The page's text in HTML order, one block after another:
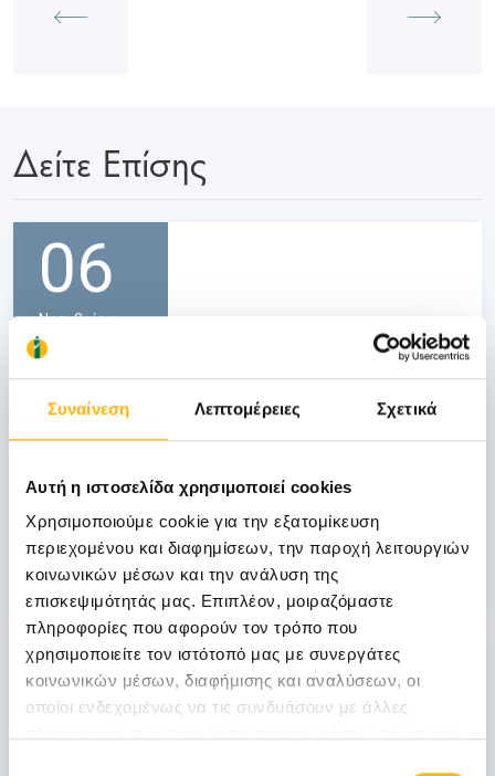
Συναίνεση Λεπτομέρειες Σχετικά
Αυτή η ιστοσελίδα χρησιμοποιεί cookies
Χρησιμοποιούμε cookie για την εξατομίκευση
περιεχομένου και διαφημίσεων, την παροχή λειτουργιών
κοινωνικών μέσων και την ανάλυση της
επισκεψιμότητάς μας. Επιπλέον, μοιραζόμαστε
πληροφορίες που αφορούν τον τρόπο που
χρησιμοποιείτε τον ιστότοπό μας με συνεργάτες
κοινωνικών μέσων, διαφήμισης και αναλύσεων, οι
οποίοι ενδεχομένως να τις συνδυάσουν με άλλες
Δείτε Επίσης
06
Νοεμβρίου
06 - 07 ΝΟΕ
ΓΕΝΙΚΗ ΚΛΙΝΙΚΗ
ΙΑΣΩ Γενική Κλινική: Επιστημονική
νεοπλασίες ουροποιητικού και μαστού:
Θεραπευτικά διλήμματα και νεότερα
δεδομένα από το ESMO 2026»
Μάθετε Περισσότερα
31